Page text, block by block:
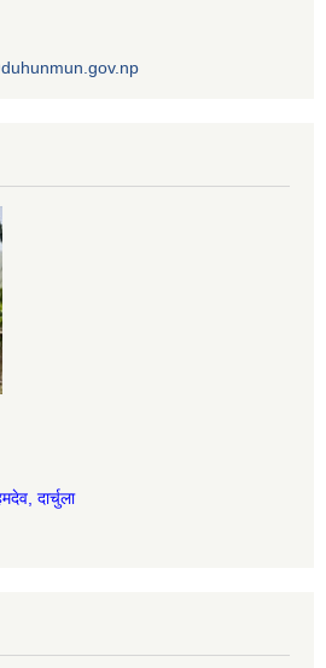
दार्चुला